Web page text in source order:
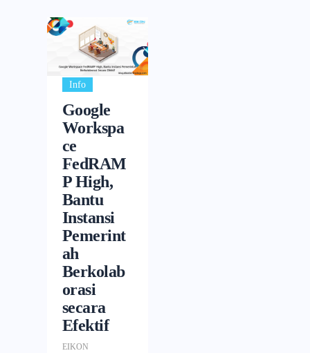
Info
Google
Workspa
ce
FedRAM
P High,
Bantu
Instansi
Pemerint
ah
Berkolab
orasi
secara
Efektif
EIKON